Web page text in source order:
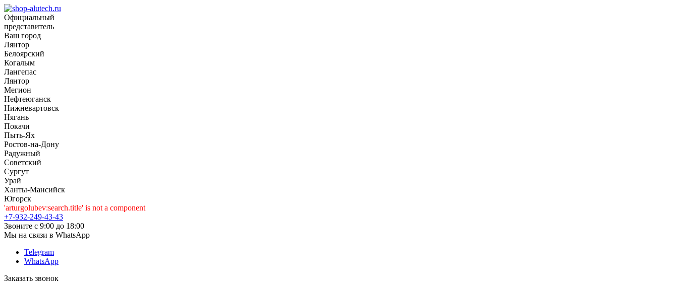
Официальный
представитель
Ваш город
Лянтор
Белоярский
Когалым
Лангепас
Лянтор
Мегион
Нефтеюганск
Нижневартовск
Нягань
Покачи
Пыть-Ях
Рoстов-на-Дону
Радужный
Советский
Сургут
Урай
Ханты-Мансийск
Югорск
'arturgolubev:search.title' is not a component
+7-932-249-43-43
Звоните с 9:00 до 18:00
Мы на связи в WhatsApp
Telegram
WhatsApp
Заказать звонок